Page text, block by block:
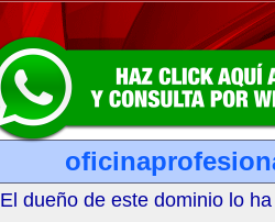
El dueño de este dominio lo